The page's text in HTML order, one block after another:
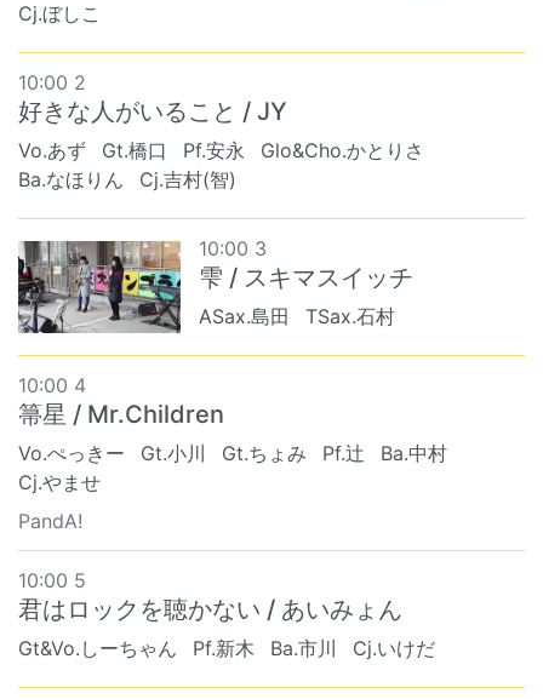
Cj.ぼしこ
10:00 2
好きな人がいること / JY
Vo.あず Gt.橋口 Pf.安永
Glo&Cho.かとりさ
Ba.なほりん
Cj.吉村(智)
10:00 3
雫 / スキマスイッチ
ASax.島田 TSax.石村
10:00 4
箒星 / Mr.Children
Vo.ぺっきー Gt.小川 Gt.ちょみ Pf.辻
Ba.中村
Cj.やませ
PandA!
10:00 5
君はロックを聴かない / あいみょん
Gt&Vo.しーちゃん Pf.新木 Ba.市川 Cj.いけだ